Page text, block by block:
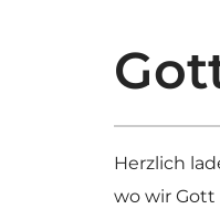
Herzlich
wo wir